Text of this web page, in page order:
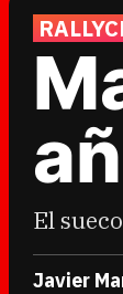
El
Javier